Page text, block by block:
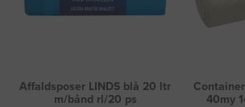
Affaldsposer LINDS blå 20 ltr
m/bånd rl/20 ps
40my